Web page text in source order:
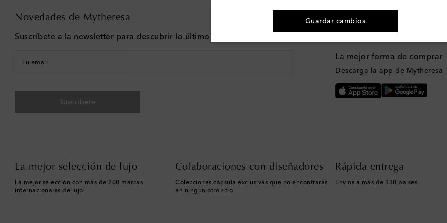
Novedades de Mytheresa
Suscríbete a la newsletter para descubrir lo último en moda y más
Tu email
Suscríbete
La mejor forma de comprar
Descarga la app de Mytheresa
La mejor selección de lujo
La mejor selección con más de 200 marcas
internacionales de lujo
Colaboraciones con diseñadores
Colecciones cápsula exclusivas que no encontrarás
en ningún otro sitio
Rápida entrega
Envíos a más de 130 países
Guardar cambios